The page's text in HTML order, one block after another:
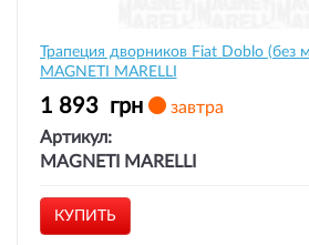
Трапеция дворников Fiat Doblo (без
MAGNETI MARELLI
1 893 грн
завтра
Артикул:
MAGNETI MARELLI
КУПИТЬ